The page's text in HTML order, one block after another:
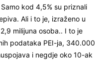
kod 4,5% su priznali
Ali i to je, izraženo u
milijuna osoba.. I to je
podataka PEI-ja, 340.000
i negdje oko 10-ak